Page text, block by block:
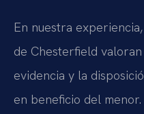
En nuestra
de Chesterfield
evidencia y la
en beneficio del